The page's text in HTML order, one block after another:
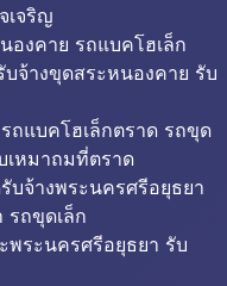
เจริญ
องคาย รถแบคโฮเล็ก
จ้างขุดสระหนองคาย รับ
ถแบคโฮเล็กตราด รถขุด
เหมาถมที่ตราด
บจ้างพระนครศรีอยุธยา
รถขุดเล็ก
พระนครศรีอยุธยา รับ